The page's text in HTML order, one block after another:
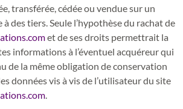
transférée, cédée ou vendue sur un
des tiers. Seule l’hypothèse du rachat de
et de ses droits permettrait la
informations à l’éventuel acquéreur qui
de la même obligation de conservation
données vis à vis de l’utilisateur du site